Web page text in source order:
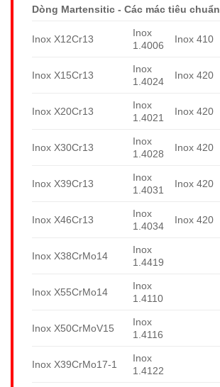
Dòng Martensitic - Các mác tiêu chuẩn
Inox X12Cr13
Inox
1.4006
Inox 410
Inox X15Cr13
Inox
1.4024
Inox 420
Inox X20Cr13
Inox
1.4021
Inox 420
Inox X30Cr13
Inox
1.4028
Inox 420
Inox X39Cr13
Inox
1.4031
Inox 420
Inox X46Cr13
Inox
1.4034
Inox 420
Inox X38CrMo14
Inox
1.4419
Inox X55CrMo14
Inox
1.4110
Inox X50CrMoV15
Inox
1.4116
Inox X39CrMo17-1
Inox
1.4122